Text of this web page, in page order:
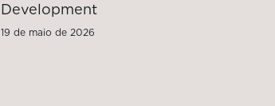
Development
19 de maio de 2026